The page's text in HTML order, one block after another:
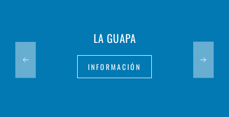
LA GUAPA
INFORMACIÓN